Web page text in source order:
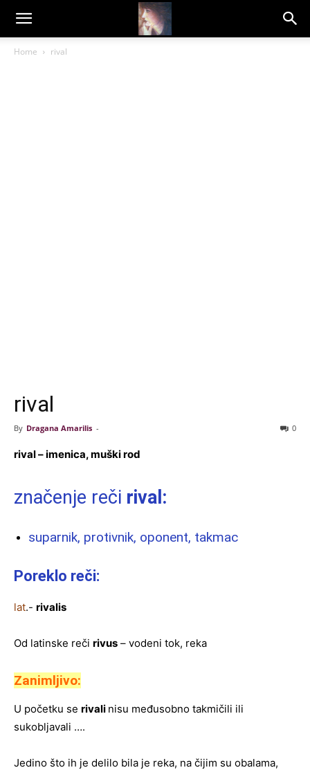
Dragana
Home rival
rival
By Dragana Amarilis - 0
rival – imenica, muški rod
značenje reči rival:
suparnik, protivnik, oponent, takmac
Poreklo reči:
lat.- rivalis
Od latinske reči rivus – vodeni tok, reka
Zanimljivo:
U početku se rivali nisu međusobno takmičili ili
sukobljavali ….
Jedino što ih je delilo bila je reka, na čijim su obalama,